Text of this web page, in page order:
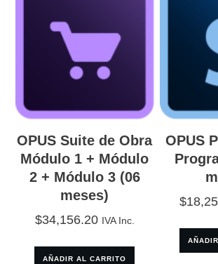
OPUS Suite de Obra
Módulo 1 + Módulo
2 + Módulo 3 (06
meses)
$34,156.20 IVA Inc.
AÑADIR AL CARRITO
OPUS
$